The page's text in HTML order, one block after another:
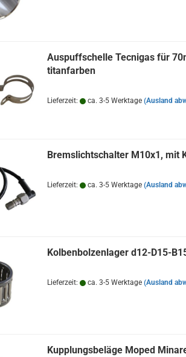
Auspuffschelle Tecnigas für
titanfarben
Lieferzeit: ca. 3-5 Werktage (Ausland
Bremslichtschalter M10x1, mit
Lieferzeit: ca. 3-5 Werktage (Ausland
Kolbenbolzenlager d12-D15-
Lieferzeit: ca. 3-5 Werktage (Ausland
Kupplungsbeläge Moped